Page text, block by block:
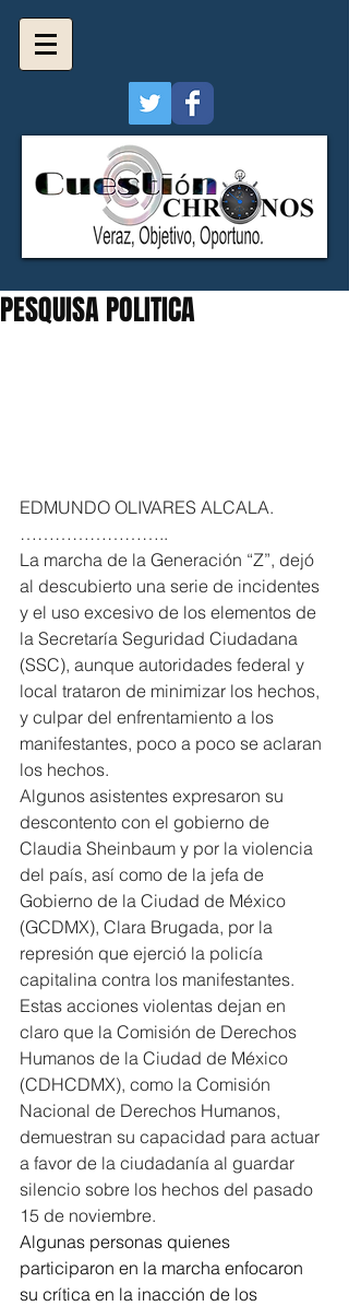
PESQUISA POLITICA
EDMUNDO OLIVARES ALCALA.
……………………..
La marcha de la Generación “Z”, dejó
al descubierto una serie de incidentes
y el uso excesivo de los elementos de
la Secretaría Seguridad Ciudadana
(SSC), aunque autoridades federal y
local trataron de minimizar los hechos,
y culpar del enfrentamiento a los
manifestantes, poco a poco se aclaran
los hechos.
Algunos asistentes expresaron su
descontento con el gobierno de
Claudia Sheinbaum y por la violencia
del país, así como de la jefa de
Gobierno de la Ciudad de México
(GCDMX), Clara Brugada, por la
represión que ejerció la policía
capitalina contra los manifestantes.
Estas acciones violentas dejan en
claro que la Comisión de Derechos
Humanos de la Ciudad de México
(CDHCDMX), como la Comisión
Nacional de Derechos Humanos,
demuestran su capacidad para actuar
a favor de la ciudadanía al guardar
silencio sobre los hechos del pasado
15 de noviembre.
Algunas personas quienes
participaron en la marcha enfocaron
su crítica en la inacción de los